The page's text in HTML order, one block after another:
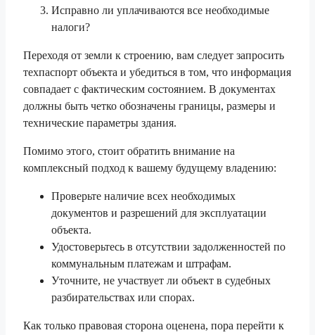
Исправно ли уплачиваются все необходимые
налоги?
Переходя от земли к строению, вам следует запросить
техпаспорт объекта и убедиться в том, что информация
совпадает с фактическим состоянием. В документах
должны быть четко обозначены границы, размеры и
технические параметры здания.
Помимо этого, стоит обратить внимание на
комплексный подход к вашему будущему владению:
Проверьте наличие всех необходимых
документов и разрешений для эксплуатации
объекта.
Удостоверьтесь в отсутствии задолженностей по
коммунальным платежам и штрафам.
Уточните, не участвует ли объект в судебных
разбирательствах или спорах.
Как только правовая сторона оценена, пора перейти к